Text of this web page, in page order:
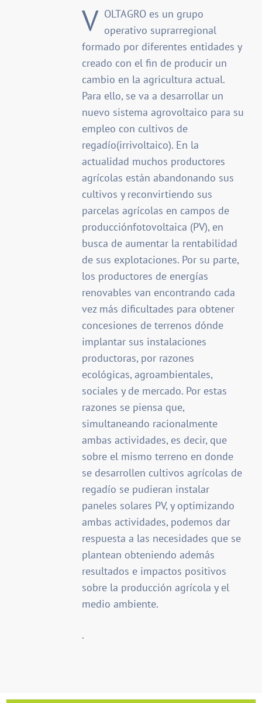
V OLTAGRO es un grupo
operativo suprarregional
formado por diferentes entidades y
creado con el fin de producir un
cambio en la agricultura actual.
Para ello, se va a desarrollar un
nuevo sistema agrovoltaico para su
empleo con cultivos de
regadío(irrivoltaico). En la
actualidad muchos productores
agrícolas están abandonando sus
cultivos y reconvirtiendo sus
parcelas agrícolas en campos de
producciónfotovoltaica (PV), en
busca de aumentar la rentabilidad
de sus explotaciones. Por su parte,
los productores de energías
renovables van encontrando cada
vez más dificultades para obtener
concesiones de terrenos dónde
implantar sus instalaciones
productoras, por razones
ecológicas, agroambientales,
sociales y de mercado. Por estas
razones se piensa que,
simultaneando racionalmente
ambas actividades, es decir, que
sobre el mismo terreno en donde
se desarrollen cultivos agrícolas de
regadío se pudieran instalar
paneles solares PV, y optimizando
ambas actividades, podemos dar
respuesta a las necesidades que se
plantean obteniendo además
resultados e impactos positivos
sobre la producción agrícola y el
medio ambiente.
.